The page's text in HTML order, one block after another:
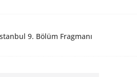
9. Bölüm Fragmanı